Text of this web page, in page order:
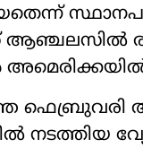
ഫെബ്രുവരി
നടത്തിയ